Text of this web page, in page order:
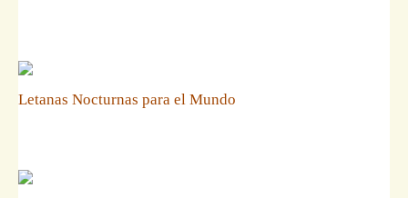
Letanas Nocturnas para el Mundo